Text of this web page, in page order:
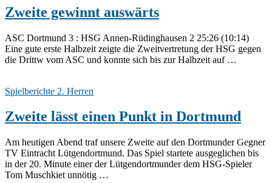
Zweite gewinnt auswärts
ASC Dortmund 3 : HSG Annen-Rüdinghausen 2 25:26 (10:14)
Eine gute erste Halbzeit zeigte die Zweitvertretung der HSG gegen
die Drittw vom ASC und konnte sich bis zur Halbzeit auf …
Spielberichte 2. Herren
Zweite lässt einen Punkt in Dortmund
Am heutigen Abend traf unsere Zweite auf den Dortmunder Gegner
TV Eintracht Lütgendortmund. Das Spiel startete ausgeglichen bis
in der 20. Minute einer der Lütgendortmunder dem HSG-Spieler
Tom Muschkiet unnötig …